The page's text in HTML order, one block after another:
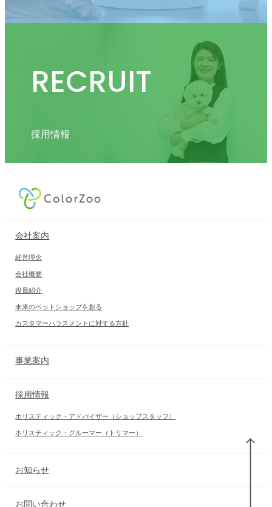
RECRUIT
採用情報
会社案内
経営理念
会社概要
役員紹介
未来のペットショップを創る
カスタマーハラスメントに対する方針
事業案内
採用情報
ホリスティック・アドバイザー（ショップスタッフ）
ホリスティック・グルーマー（トリマー）
お知らせ
お問い合わせ